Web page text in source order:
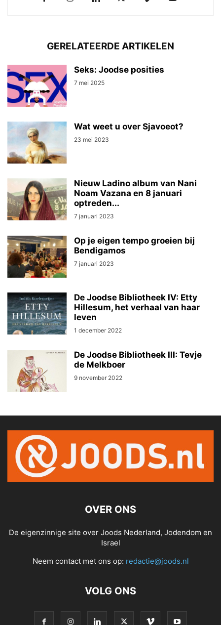
GERELATEERDE ARTIKELEN
Seks: Joodse posities
7 mei 2025
Wat weet u over Sjavoeot?
23 mei 2023
Nieuw Ladino album van Nani
Noam Vazana en 8 januari
optreden...
7 januari 2023
Op je eigen tempo groeien bij
Bendigamos
7 januari 2023
De Joodse Bibliotheek IV: Etty
Hillesum, het verhaal van haar
leven
1 december 2022
De Joodse Bibliotheek III: Tevje
de Melkboer
9 november 2022
OVER ONS
De eigenzinnige site over Joods Nederland, Jodendom en
Israel
Neem contact met ons op: redactie@joods.nl
VOLG ONS